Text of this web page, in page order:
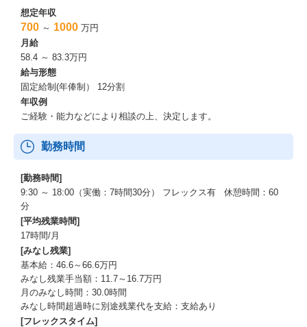
想定年収
700 ～ 1000 万円
月給
58.4 ～ 83.3万円
給与形態
固定給制(年俸制） 12分割
年収例
ご経験・能力などにより相談の上、決定します。
勤務時間
[勤務時間]
9:30 ～ 18:00（実働：7時間30分） フレックス有 休憩時間：60
分
[平均残業時間]
17時間/月
[みなし残業]
基本給：46.6～66.6万円
みなし残業手当額：11.7～16.7万円
月のみなし時間：30.0時間
みなし時間超過時に別途残業代を支給：支給あり
[フレックスタイム]